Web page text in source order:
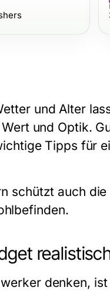
und Alter
und Optik.
Tipps für
schützt auch
denken,